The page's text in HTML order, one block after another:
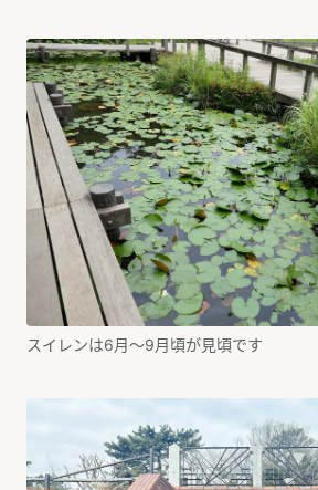
スイレンは6月～9月頃が見頃です